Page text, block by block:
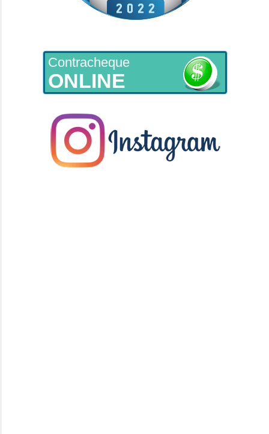
Contracheque
ONLINE